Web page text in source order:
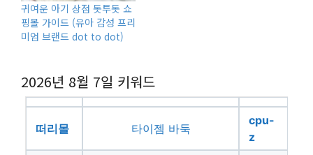
귀여운 아기 상점 돗투돗 쇼
핑몰 가이드 (유아 감성 프리
미엄 브랜드 dot to dot)
2026년 8월 7일 키워드
떠리몰 타이젬 바둑
cpu-
z